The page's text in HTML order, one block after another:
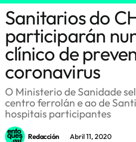
Tendencias
Memoria Histórica
Gastronomía
Escenarios
Sanitarios do
participarán
clínico de
coronavirus
O Ministerio de Sanidade
centro ferrolán e ao de
hospitais participantes
Redacción Abril 11, 2020